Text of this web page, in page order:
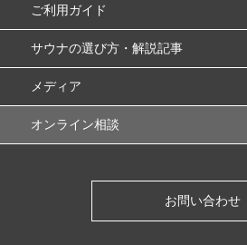
ご利用ガイド
サウナの選び方・解説記事
メディア
オンライン相談
お問い合わせ